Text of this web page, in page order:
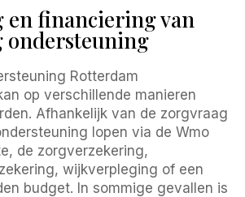
en financiering van
ondersteuning
Rotterdam
op verschillende manieren
Afhankelijk van de zorgvraag
lopen via de Wmo
de zorgverzekering,
wijkverpleging of een
budget. In sommige gevallen is